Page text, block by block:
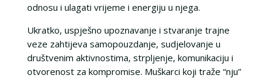
odnosu i ulagati vrijeme i energiju u njega.
Ukratko, uspješno upoznavanje i stvaranje trajne
veze zahtijeva samopouzdanje, sudjelovanje u
društvenim aktivnostima, strpljenje, komunikaciju i
otvorenost za kompromise. Muškarci koji traže “nju”